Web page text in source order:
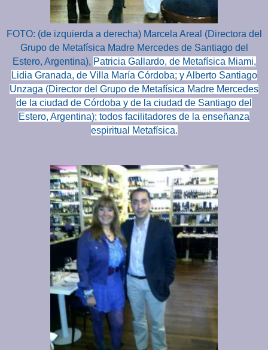
FOTO: (de izquierda a derecha) Marcela Areal (Directora del
Grupo de Metafísica Madre Mercedes de Santiago del
Estero, Argentina), Patricia Gallardo, de Metafísica Miami,
Lidia Granada, de Villa María Córdoba; yAlberto Santiago
Unzaga (Director del Grupo de Metafísica Madre Mercedes
de la ciudad de Córdoba y de la ciudad de Santiago del
Estero, Argentina); todos facilitadores de la enseñanza
espiritual Metafísica.